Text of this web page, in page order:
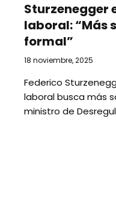
Sturzenegger
laboral: “Más
formal”
18 noviembre, 2025
Federico
laboral busca más
ministro de